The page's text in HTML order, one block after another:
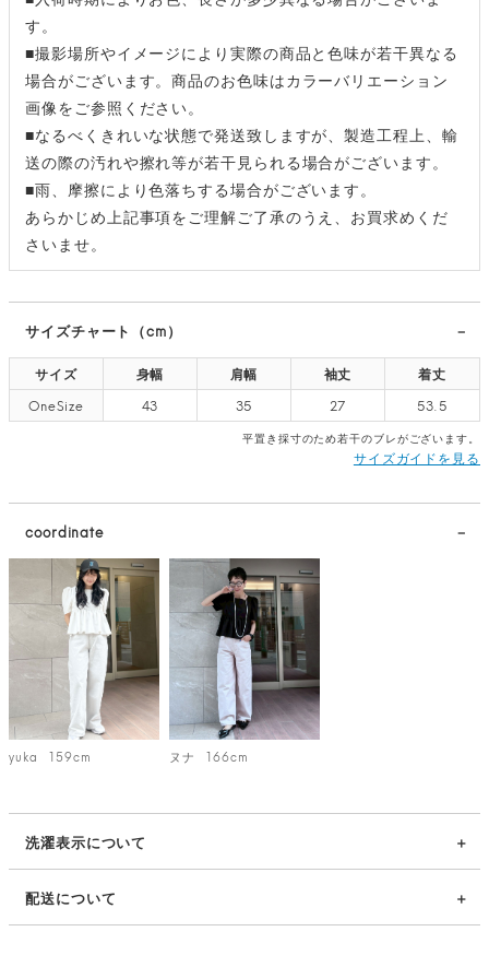
す。
■撮影場所やイメージにより実際の商品と色味が若干異なる
場合がございます。商品のお色味はカラーバリエーション
画像をご参照ください。
■なるべくきれいな状態で発送致しますが、製造工程上、輸
送の際の汚れや擦れ等が若干見られる場合がございます。
■雨、摩擦により色落ちする場合がございます。
あらかじめ上記事項をご理解ご了承のうえ、お買求めくだ
さいませ。
サイズチャート（cm）
サイズ 身幅 肩幅 袖丈
着丈
OneSize
43 35 27 53.5
平置き採寸のため若干のブレがございます。
サイズガイドを見る
coordinate
yuka 159cm ヌナ 166cm
洗濯表示について
配送について